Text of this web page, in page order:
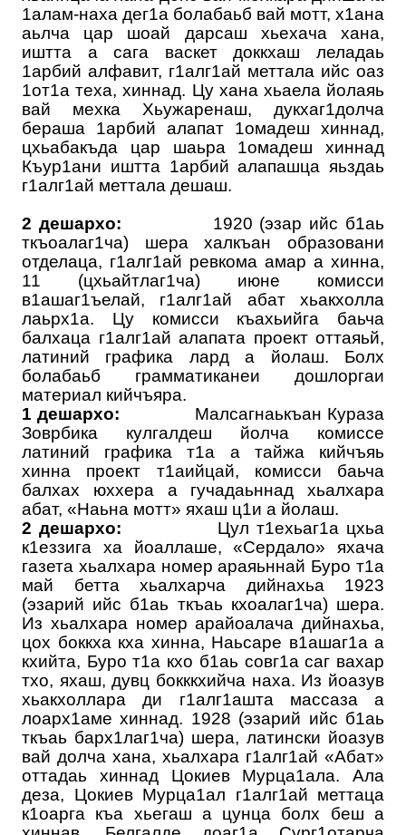
1алам-наха дег1а болабаьб вай мотт, х1ана
аьлча цар шоай дарсаш хьехача хана,
иштта а сага васкет доккхаш леладаь
1арбий алфавит, г1алг1ай меттала ийс оаз
1от1а теха, хиннад. Цу хана хьаела йолаяь
вай мехка Хьужаренаш, дукхаг1долча
бераша 1арбий алапат 1омадеш хиннад,
цхьабакъда цар шаьра 1омадеш хиннад
Къур1ани иштта 1арбий алапашца яьздаь
г1алг1ай меттала дешаш.
2 дешархо: 1920 (эзар ийс б1аь
ткъоалаг1ча) шера халкъан образовани
отделаца, г1алг1ай ревкома амар а хинна,
11 (цхьайтлаг1ча) июне комисси
в1ашаг1ъелай, г1алг1ай абат хьакхолла
лаьрх1а. Цу комисси къахьийга баьча
балхаца г1алг1ай алапата проект оттаяьй,
латиний графика лард а йолаш. Болх
болабаьб грамматиканеи дошлоргаи
материал кийчъяра.
1 дешархо: Малсагнаькъан Кураза
Зоврбика кулгалдеш йолча комиссе
латиний графика т1а а тайжа кийчъяь
хинна проект т1аийцай, комисси баьча
балхах юххера а гучадаьннад хьалхара
абат, «Наьна мотт» яхаш ц1и а йолаш.
2 дешархо:
Цул т1ехьаг1а цхьа
к1еззига ха йоаллаше, «Сердало» яхача
газета хьалхара номер араяьннай Буро т1а
май бетта хьалхарча дийнахьа 1923
(эзарий ийс б1аь ткъаь кхоалаг1ча) шера.
Из хьалхара номер арайоалача дийнахьа,
цох боккха кха хинна, Наьсаре в1ашаг1а а
кхийта, Буро т1а кхо б1аь совг1а саг вахар
тхо, яхаш, дувц бокккхийча наха. Из йоазув
хьакхоллара ди г1алг1ашта массаза а
лоарх1аме хиннад. 1928 (эзарий ийс б1аь
ткъаь барх1лаг1ча) шера, латински йоазув
вай долча хана, хьалхара г1алг1ай «Абат»
оттадаь хиннад Цокиев Мурца1ала. Ала
деза, Цокиев Мурца1ал г1алг1ай меттаца
к1оарга къа хьегаш а цунца болх беш а